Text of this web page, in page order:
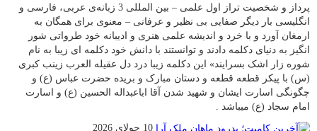
پرداز و شخصیت تراز اول علمی – بین المللی 3 زبانه‌ی عربی، فارسی و
انگلیسی بار دیگر صفایی بی نظیر و عرفانی – معنوی برای همگان به
ارمغان آورد و با خرد و اندیشه علمی هنری و ادیبانه خود طرواتی شور
انگیز به دنیای دکلمه دادند و توانستند با دانش خود دکلمه ای زیبا به نام
شوره زار اشک بسرایند» این دکلمه زیبا درد دل عقیله العرب زینب کبری
(س) با پیکر قطعه قطعه و دستان مبارک و بریده حضرت عباس (ع) و
چگونگی اسارت ایشان و شهید شدن آقا اباعبداله الحسین (ع) و اسارت
امام سجاد (ع) میباشد .
10 جولای 2026